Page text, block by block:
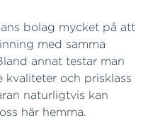
bolag mycket på att
med samma
annat testar man
kvaliteter och prisklass
naturligtvis kan
här hemma.